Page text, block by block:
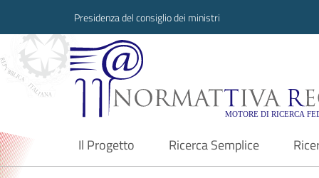
Presidenza del consiglio dei ministri
Normattiva
Il Progetto
current Ricerca Semplice